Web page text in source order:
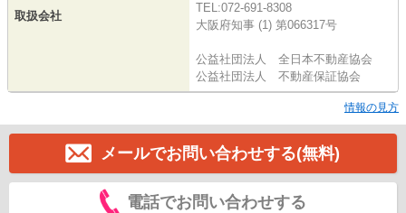
取扱会社
TEL:072-691-8308
大阪府知事 (1) 第066317号
公益社団法人 全日本不動産協会
公益社団法人 不動産保証協会
情報の見方
メールでお問い合わせする(無料)
電話でお問い合わせする